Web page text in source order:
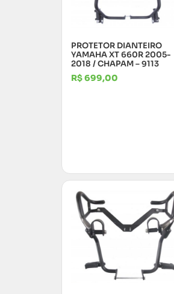
PROTETOR DIANTEIRO
YAMAHA XT 660R 2005-
2018 / CHAPAM – 9113
R$699,00